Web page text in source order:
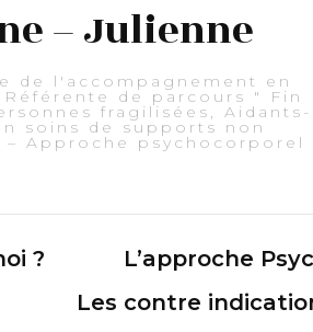
– Julienne
de l'accompagnement en
de parcours " Fin
fragilisées, Aidants-
soins de supports non
– Approche psychocorporel
?
L’approche
Les contre